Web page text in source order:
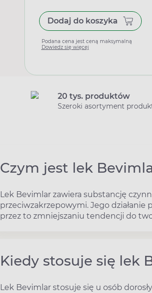
Dodaj do koszyka
Podana cena jest ceną maksymalną
Dowiedz się więcej
20 tys. produktów
Szeroki asortyment
Czym jest lek
Lek Bevimlar zawiera substancję
przeciwzakrzepowymi. Jego
przez to zmniejszaniu tendencji do
Kiedy stosuje się lek
Lek Bevimlar stosuje się u osób